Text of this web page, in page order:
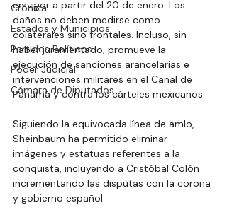
Crónica
Estados y Municipios
Partidos Políticos
Poder Judicial
Cámara de Diputados
en vigor a partir del 20 de enero. Los
daños no deben medirse como
colaterales sino frontales. Incluso, sin
haber juramentado, promueve la
ejecución de sanciones arancelarias e
intervenciones militares en el Canal de
Panamá y contra los cárteles mexicanos.
Siguiendo la equivocada línea de amlo,
Sheinbaum ha permitido eliminar
imágenes y estatuas referentes a la
conquista, incluyendo a Cristóbal Colón
incrementando las disputas con la corona
y gobierno español.